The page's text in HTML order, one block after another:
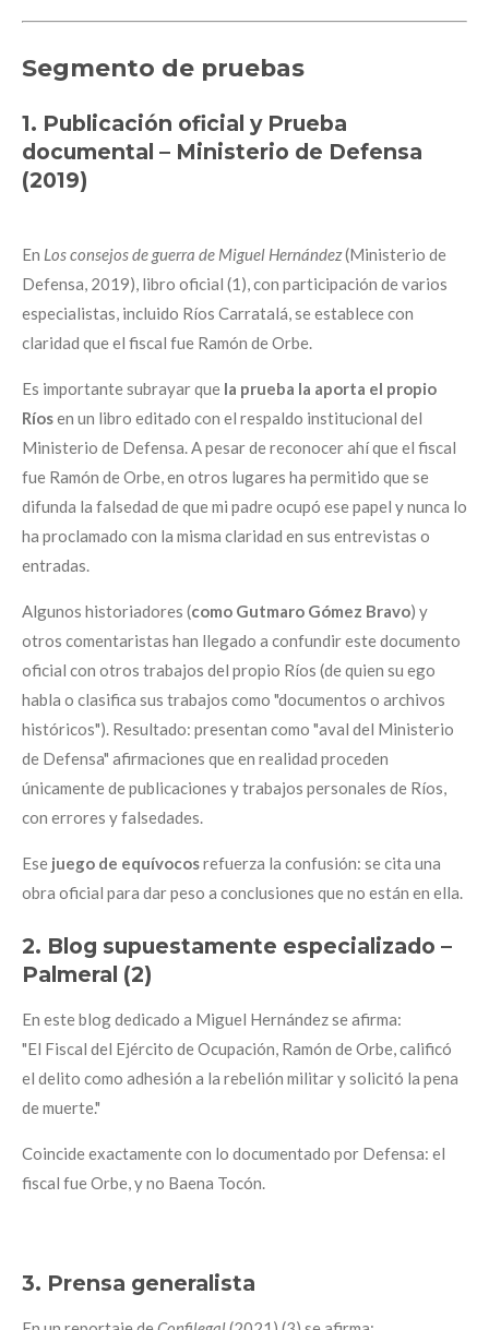
Segmento de pruebas
1. Publicación oficial y Prueba
documental – Ministerio de Defensa
(2019)
En Los consejos de guerra de Miguel Hernández(Ministerio de
Defensa, 2019), libro oficial (1), con participación de varios
especialistas, incluido Ríos Carratalá, se establece con
claridad que el fiscal fue Ramón de Orbe.
Es importante subrayar que la prueba la aporta el propio
Ríosen un libro editado con el respaldo institucional del
Ministerio de Defensa. A pesar de reconocer ahí que el fiscal
fue Ramón de Orbe, en otros lugares ha permitido que se
difunda la falsedad de que mi padre ocupó ese papel y nunca lo
ha proclamado con la misma claridad en sus entrevistas o
entradas.
Algunos historiadores (como Gutmaro Gómez Bravo) y
otros comentaristas han llegado a confundir este documento
oficial con otros trabajos del propio Ríos (de quien su ego
habla o clasifica sus trabajos como "documentos o archivos
históricos"). Resultado: presentan como "aval del Ministerio
de Defensa" afirmaciones que en realidad proceden
únicamente de publicaciones y trabajos personales de Ríos,
con errores y falsedades.
Ese juego de equívocosrefuerza la confusión: se cita una
obra oficial para dar peso a conclusiones que no están en ella.
2. Blog supuestamente especializado –
Palmeral (2)
En este blog dedicado a Miguel Hernández se afirma:
"El Fiscal del Ejército de Ocupación, Ramón de Orbe, calificó
el delito como adhesión a la rebelión militar y solicitó la pena
de muerte."
Coincide exactamente con lo documentado por Defensa: el
fiscal fue Orbe, y no Baena Tocón.
3. Prensa generalista